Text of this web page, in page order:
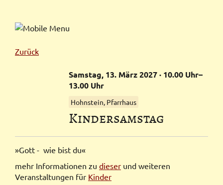
Zurück
Samstag, 13. März2027· 10.00 Uhr–
13.00 Uhr
Hohnstein, Pfarrhaus
Kindersamstag
»Gott - wie bist du«
mehr Informationen zu dieser und weiteren
Veranstaltungen für Kinder